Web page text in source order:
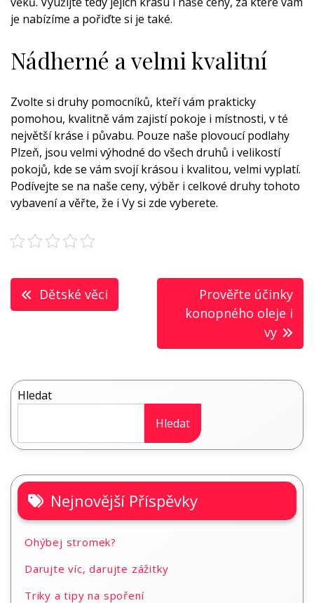
je nabízíme a pořiďte si je také.
Nádherné a velmi kvalitní
Zvolte si druhy pomocníků, kteří vám prakticky
pomohou, kvalitně vám zajistí pokoje i místnosti, v té
největší kráse i půvabu. Pouze naše plovoucí podlahy
Plzeň, jsou velmi výhodné do všech druhů i velikostí
pokojů, kde se vám svojí krásou i kvalitou, velmi vyplatí.
Podívejte se na naše ceny, výběr i celkové druhy tohoto
vybavení a věřte, že i Vy si zde vyberete.
Navigace
pro
Dětské věci
Prověřte účinky
konopného oleje i
vy
Hledat
Hledat
Nejnovější Příspěvky
Ohýbej stromek?
Darujte víc, darujte zážitky
Triky a tipy na spoření